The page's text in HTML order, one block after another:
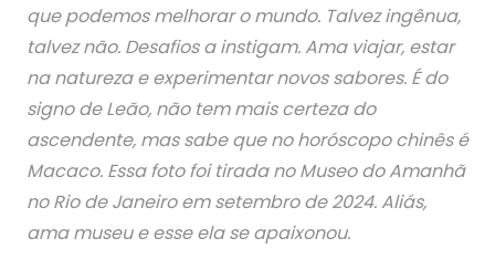
que podemos melhorar o mundo. Talvez ingênua,
talvez não. Desafios a instigam. Ama viajar, estar
na natureza e experimentar novos sabores. É do
signo de Leão, não tem mais certeza do
ascendente, mas sabe que no horóscopo chinês é
Macaco. Essa foto foi tirada no Museo do Amanhã
no Rio de Janeiro em setembro de 2024. Aliás,
ama museu e esse ela se apaixonou.